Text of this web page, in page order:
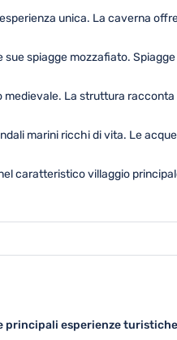
unica. La caverna
spiagge mozzafiato.
La struttura
marini ricchi di vita. Le
caratteristico villaggio
principali esperienze